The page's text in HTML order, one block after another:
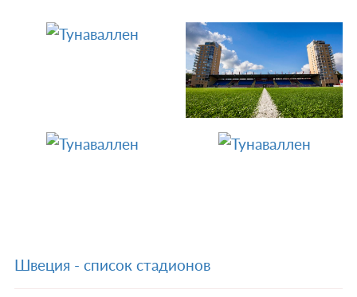
Швеция - список стадионов